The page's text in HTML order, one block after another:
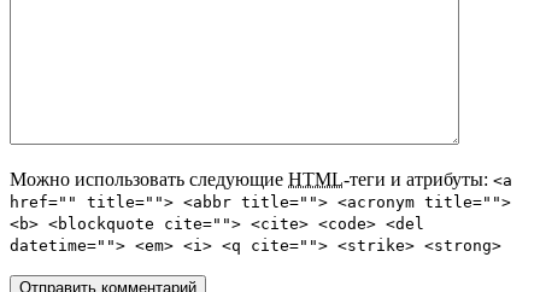
Можно использовать следующие HTML-теги и атрибуты: <a
href="" title=""> <abbr title=""> <acronym title="">
<b> <blockquote cite=""> <cite> <code> <del
datetime=""> <em> <i> <q cite=""> <strike> <strong>